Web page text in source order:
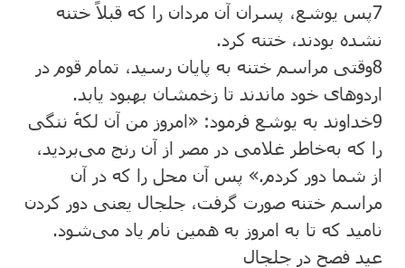
7پس یوشع، پسران آن مردان را که قبلاً ختنه
نشده بودند، ختنه کرد.
8وقتی مراسم ختنه به پایان رسید، تمام قوم در
اردو‌های خود ماندند تا زخمشان بهبود یابد.
9خداوند به یوشع فرمود: «امروز من آن لکهٔ ننگی
را که به‌خاطر غلامی‌ در مصر از آن رنج می‌بردید،
از شما دور کردم.» پس آن محل را که در آن
مراسم ختنه صورت گرفت، جلجال یعنی دور کردن
نامید که تا به امروز به همین نام یاد می‌شود.
عید فصح در جلجال